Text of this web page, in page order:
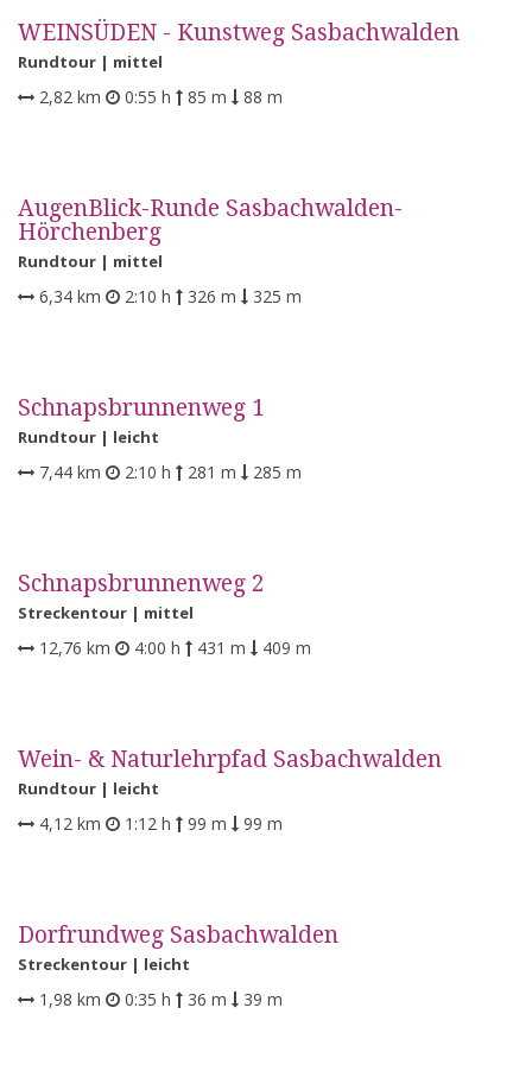
WEINSÜDEN - Kunstweg Sasbachwalden
Rundtour | mittel
2,82 km 0:55 h 85 m 88 m
AugenBlick-Runde Sasbachwalden-
Hörchenberg
Rundtour | mittel
6,34 km 2:10 h 326 m 325 m
Schnapsbrunnenweg 1
Rundtour | leicht
7,44 km 2:10 h 281 m 285 m
Schnapsbrunnenweg 2
Streckentour | mittel
12,76 km 4:00 h 431 m 409 m
Wein- & Naturlehrpfad Sasbachwalden
Rundtour | leicht
4,12 km 1:12 h 99 m 99 m
Dorfrundweg Sasbachwalden
Streckentour | leicht
1,98 km 0:35 h 36 m 39 m